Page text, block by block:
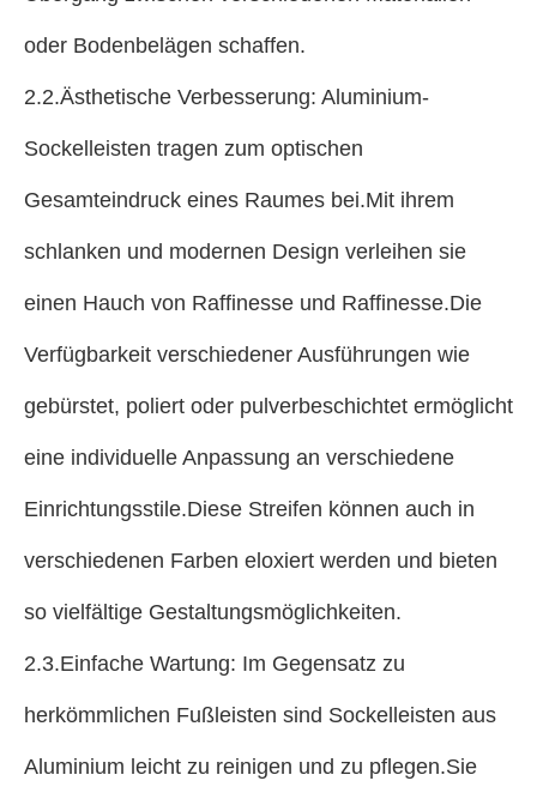
oder Bodenbelägen schaffen.
2.2.Ästhetische Verbesserung: Aluminium-
Sockelleisten tragen zum optischen
Gesamteindruck eines Raumes bei.Mit ihrem
schlanken und modernen Design verleihen sie
einen Hauch von Raffinesse und Raffinesse.Die
Verfügbarkeit verschiedener Ausführungen wie
gebürstet, poliert oder pulverbeschichtet ermöglicht
eine individuelle Anpassung an verschiedene
Einrichtungsstile.Diese Streifen können auch in
verschiedenen Farben eloxiert werden und bieten
so vielfältige Gestaltungsmöglichkeiten.
2.3.Einfache Wartung: Im Gegensatz zu
herkömmlichen Fußleisten sind Sockelleisten aus
Aluminium leicht zu reinigen und zu pflegen.Sie